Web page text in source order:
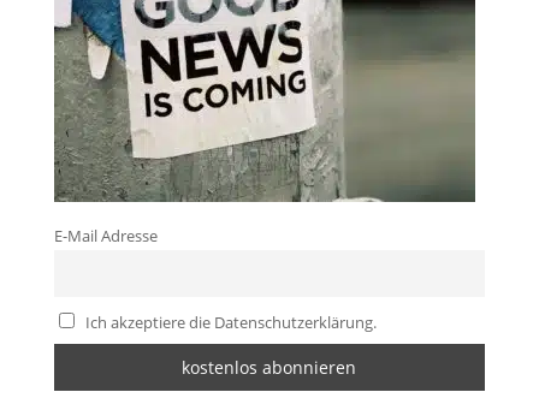
E-Mail Adresse
Ich akzeptiere die Datenschutzerklärung.